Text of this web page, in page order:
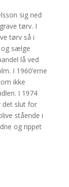
sig ned
tørv. I
tørv så i
og sælge
lå ved
I 1960’erne
ikke
I 1974
det slut for
stående i
og rippet